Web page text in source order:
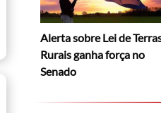
Alerta sobre Lei de
Rurais ganha força no
Senado